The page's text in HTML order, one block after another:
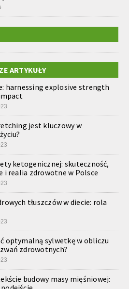
ARTYKUŁY
harnessing explosive strength
jest kluczowy w
ketogenicznej: skuteczność,
i realia zdrowotne w Polsce
tłuszczów w diecie: rola
optymalną sylwetkę w obliczu
zdrowotnych?
budowy masy mięśniowej: